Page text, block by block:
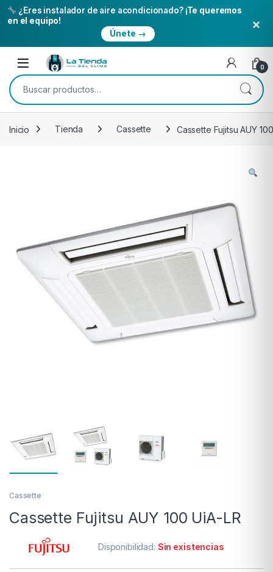
¿Eres instalador de aire acondicionado? ¡Te queremos
en el equipo!
Únete →
×
Skip to navigation
Skip to content
Open 0
Buscar por:
Inicio Tienda Cassette Cassette Fujitsu AUY
Cassette
Cassette Fujitsu AUY 100 UiA-LR
Disponibilidad: Sin existencias